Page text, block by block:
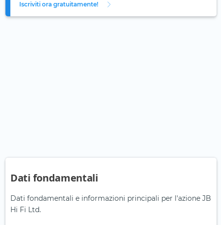
Iscriviti ora gratuitamente!
Dati fondamentali
Dati fondamentali e informazioni principali per l'azione JB
Hi Fi Ltd.